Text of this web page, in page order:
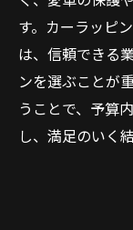
す。カーラッピ
は、信頼できる
ンを選ぶことが
うことで、予算
し、満足のいく